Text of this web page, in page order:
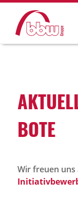
Über uns
Historie
BOTE
Wir freuen uns